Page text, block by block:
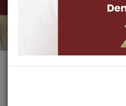
Hesitação